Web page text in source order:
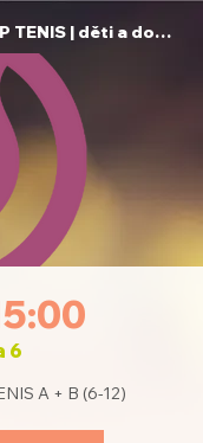
TENIS | děti a dospělí
6
A + B (6-12)